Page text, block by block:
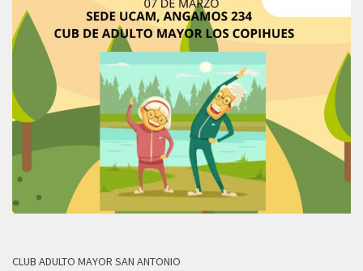
CLUB ADULTO MAYOR SAN ANTONIO